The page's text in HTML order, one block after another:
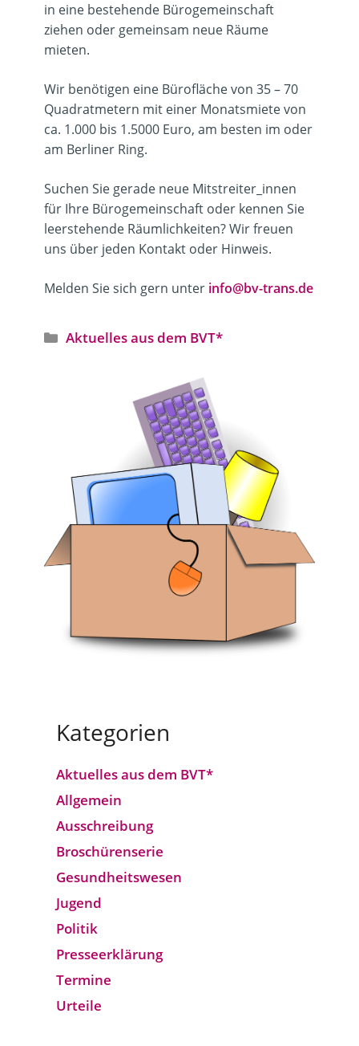
in eine bestehende Bürogemeinschaft
ziehen oder gemeinsam neue Räume
mieten.
Wir benötigen eine Bürofläche von 35 – 70
Quadratmetern mit einer Monatsmiete von
ca. 1.000 bis 1.5000 Euro, am besten im oder
am Berliner Ring.
Suchen Sie gerade neue Mitstreiter_innen
für Ihre Bürogemeinschaft oder kennen Sie
leerstehende Räumlichkeiten? Wir freuen
uns über jeden Kontakt oder Hinweis.
Melden Sie sich gern unter info@bv-trans.de
Kategorien
Aktuelles aus dem BVT*
Kategorien
Aktuelles aus dem BVT*
Allgemein
Ausschreibung
Broschürenserie
Gesund­heits­wesen
Jugend
Politik
Presseerklärung
Termine
Urteile